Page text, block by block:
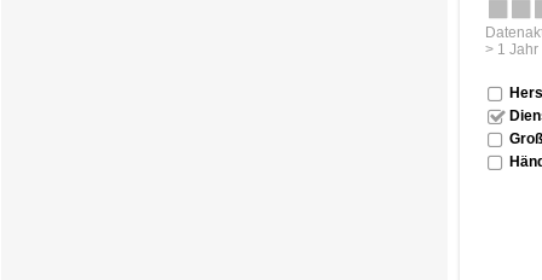
> 1 Jahr